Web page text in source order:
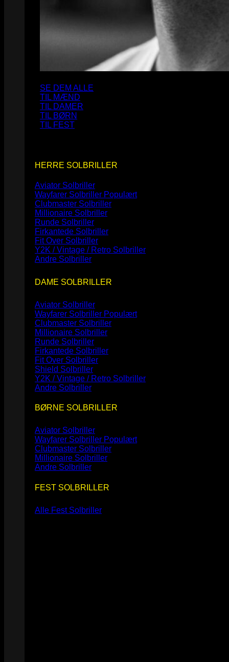
SE DEM ALLE
TIL MÆND
TIL DAMER
TIL BØRN
TIL FEST
HERRE SOLBRILLER
Aviator Solbriller
Wayfarer Solbriller
Clubmaster Solbriller
Millionaire Solbriller
Runde Solbriller
Firkantede Solbriller
Fit Over Solbriller
Y2K / Vintage / Retro Solbriller
Andre Solbriller
DAME SOLBRILLER
Aviator Solbriller
Wayfarer Solbriller
Clubmaster Solbriller
Millionaire Solbriller
Runde Solbriller
Firkantede Solbriller
Fit Over Solbriller
Shield Solbriller
Y2K / Vintage / Retro Solbriller
Andre Solbriller
BØRNE SOLBRILLER
Aviator Solbriller
Wayfarer Solbriller
Clubmaster Solbriller
Millionaire Solbriller
Andre Solbriller
FEST SOLBRILLER
Alle Fest Solbriller